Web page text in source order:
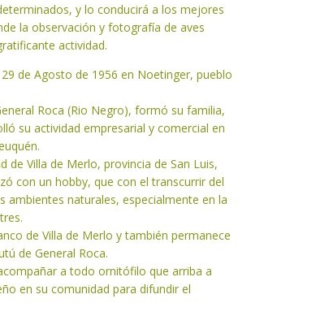
y lo conducirá a los mejores
la observación y fotografía de aves
actividad.
de Agosto de 1956 en Noetinger, pueblo
Roca (Rio Negro), formó su familia,
su actividad empresarial y comercial en
de Villa de Merlo, provincia de San Luis,
con un hobby, que con el transcurrir del
naturales, especialmente en la
de Villa de Merlo y también permanece
de General Roca.
a todo ornitófilo que arriba a
en su comunidad para difundir el